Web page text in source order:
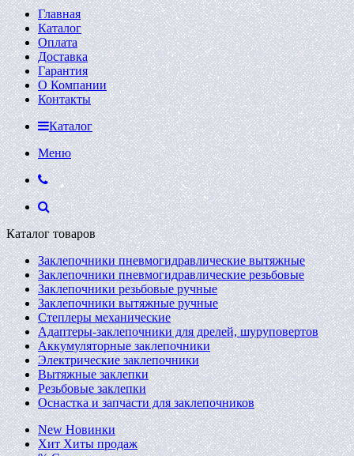
Главная
Каталог
Оплата
Доставка
Гарантия
О Компании
Контакты
Каталог
Меню
Каталог товаров
Заклепочники пневмогидравлические вытяжные
Заклепочники пневмогидравлические резьбовые
Заклепочники резьбовые ручные
Заклепочники вытяжные ручные
Степлеры механические
Адаптеры-заклепочники для дрелей, шуруповертов
Аккумуляторные заклепочники
Электрические заклепочники
Вытяжные заклепки
Резьбовые заклепки
Оснастка и запчасти для заклепочников
New Новинки
Хит Хиты продаж